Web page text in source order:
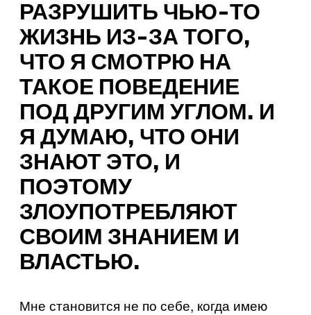
РАЗРУШИТЬ ЧЬЮ-ТО
ЖИЗНЬ ИЗ-ЗА ТОГО,
ЧТО Я СМОТРЮ НА
ТАКОЕ ПОВЕДЕНИЕ
ПОД ДРУГИМ УГЛОМ. И
Я ДУМАЮ, ЧТО ОНИ
ЗНАЮТ ЭТО, И
ПОЭТОМУ
ЗЛОУПОТРЕБЛЯЮТ
СВОИМ ЗНАНИЕМ И
ВЛАСТЬЮ.
Мне становится не по себе, когда имею